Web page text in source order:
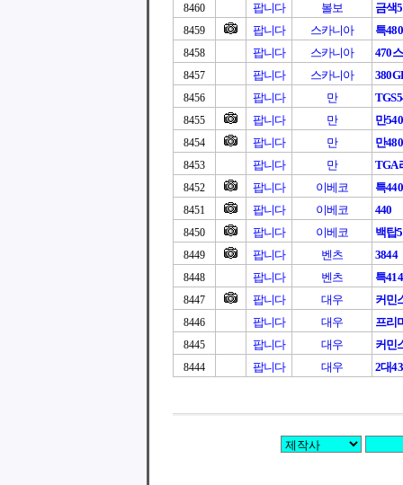
8460 팝니다 볼보 금색
8459 팝니다 스카니아 특480
8458 팝니다 스카니아 470
8457 팝니다 스카니아
8456 팝니다 만
8455 팝니다 만 만540
8454 팝니다 만 만480
8453 팝니다 만 TGA
8452 팝니다 이베코 특440
8451 팝니다 이베코 440
8450 팝니다 이베코 백탑
8449 팝니다 벤츠 3844
8448 팝니다 벤츠 특
8447 팝니다 대우 커민
8446 팝니다 대우 프리
8445 팝니다 대우 커민
8444 팝니다 대우 2대